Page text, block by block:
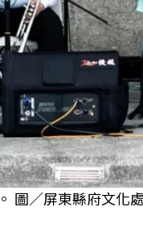
圖／屏東縣府文化